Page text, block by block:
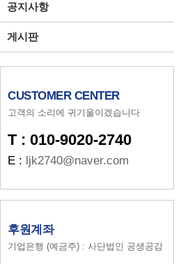
공지사항
게시판
CUSTOMER CENTER
고객의 소리에 귀기울이겠습니다
T : 010-9020-2740
E : ljk2740@naver.com
후원계좌
기업은행 (예금주) : 사단법인 공생공감